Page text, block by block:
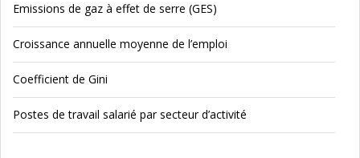
Emissions de gaz à effet de serre (GES)
Croissance annuelle moyenne de l’emploi
Coefficient de Gini
Postes de travail salarié par secteur d’activité